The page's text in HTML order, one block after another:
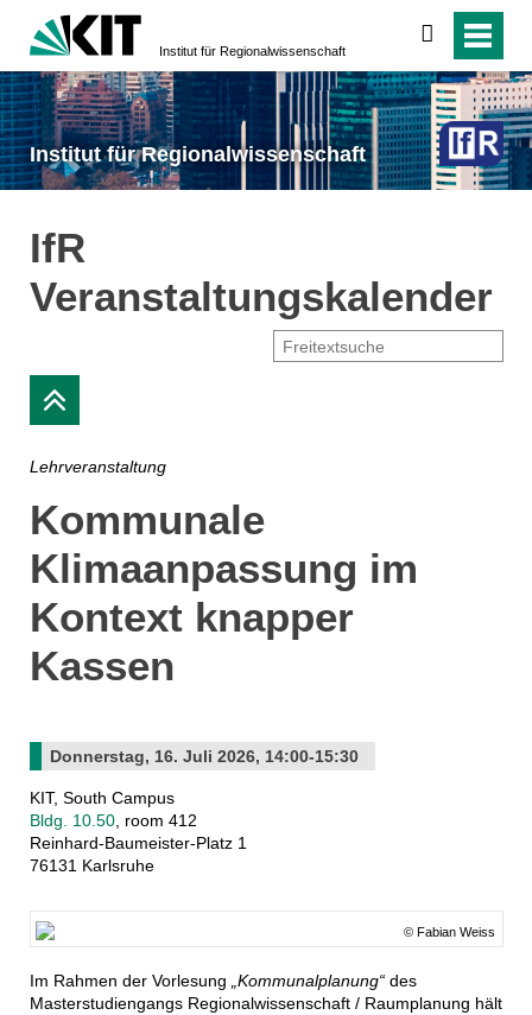
Institut für Regionalwissenschaft
suchen
Institut für Regionalwissenschaft
IfR
Veranstaltungskalender
Lehrveranstaltung
Kommunale
Klimaanpassung im
Kontext knapper
Kassen
Donnerstag, 16. Juli 2026, 14:00-15:30
KIT, South Campus
Bldg. 10.50, room 412
Reinhard-Baumeister-Platz 1
76131 Karlsruhe
© Fabian Weiss
Im Rahmen der Vorlesung „Kommunalplanung“des
Masterstudiengangs Regionalwissenschaft / Raumplanung hält